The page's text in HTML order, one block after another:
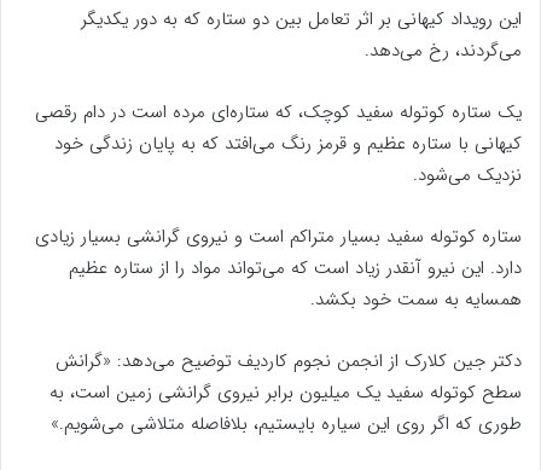
این رویداد کیهانی بر اثر تعامل بین دو ستاره که به دور یکدیگر
می‌گردند، رخ می‌دهد.
یک ستاره کوتوله سفید کوچک، که ستاره‌‌ای مرده است در دام رقصی
کیهانی با ستاره عظیم و قرمز رنگ می‌افتد که به پایان زندگی خود
نزدیک می‌شود.
ستاره کوتوله سفید بسیار متراکم است و نیروی گرانشی بسیار زیادی
دارد. این نیرو آنقدر زیاد است که می‌تواند مواد را از ستاره عظیم
همسایه به سمت خود بکشد.
دکتر جین کلارک از انجمن نجوم کاردیف توضیح می‌دهد: «گرانش
سطح کوتوله سفید یک‌ میلیون برابر نیروی گرانشی زمین است، به‌
طوری‌ که اگر روی این سیاره بایستیم، بلافاصله متلاشی می‌شویم.»